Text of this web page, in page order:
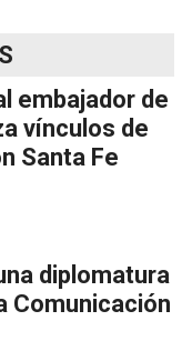
embajador de
vínculos de
Santa Fe
diplomatura
Comunicación